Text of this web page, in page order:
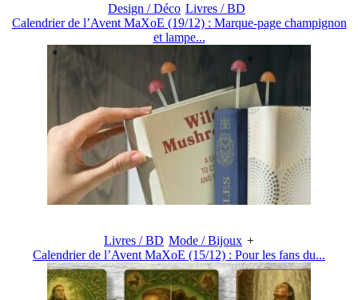
Design / Déco Livres / BD
Calendrier de l’Avent MaXoE (19/12) : Marque-page champignon
et lampe...
Livres / BD Mode / Bijoux +
Calendrier de l’Avent MaXoE (15/12) : Pour les fans du...